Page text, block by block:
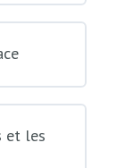
et les